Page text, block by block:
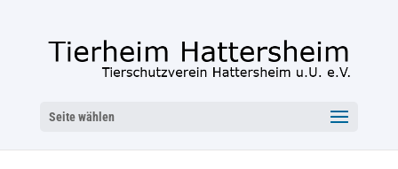
Seite wählen